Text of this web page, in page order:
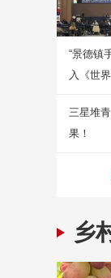
“景德镇
入《世
三星堆
果！
乡